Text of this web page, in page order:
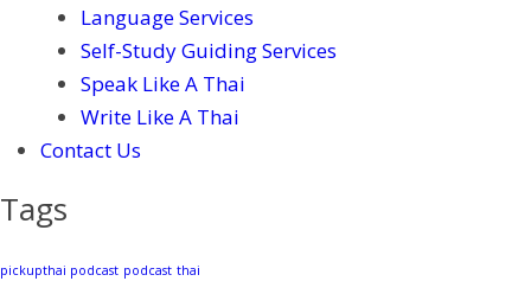
Language Services
Self-Study Guiding Services
Speak Like A Thai
Write Like A Thai
Contact Us
Tags
pickupthai podcast podcast thai